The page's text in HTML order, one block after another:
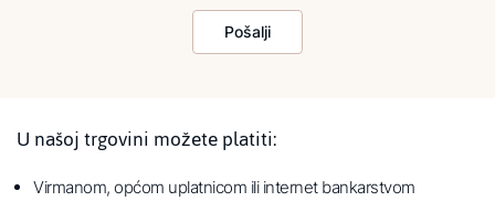
Pošalji
U našoj trgovini možete platiti:
Virmanom, općom uplatnicom ili internet bankarstvom